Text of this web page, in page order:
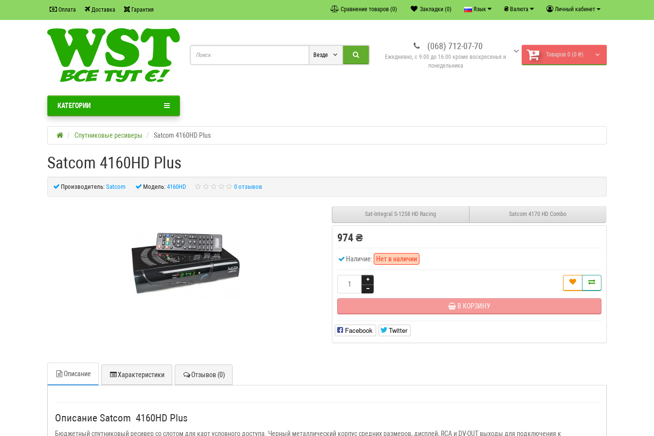
Оплата Доставка Гарантия Личный кабинет
₴ Валюта
Язык
Закладки (0)
Сравнение товаров (0)
(068) 712-07-70
Ежедневно, с 9:00 до 16:00 кроме воскресенья и
понедельника
Товаров 0 (0 ₴)
Везде
КАТЕГОРИИ
Спутниковые ресиверы Satcom 4160HD Plus
Satcom 4160HD Plus
Производитель: Satcom Модель: 4160HD 0 отзывов
Sat-Integral S-1258 HD Racing Satcom 4170 HD Combo
974 ₴
Наличие: Нет в наличии
В КОРЗИНУ
Facebook Twitter
Описание Характеристики Отзывов (0)
Описание Satcom 4160HD Plus
Бюджетный спутниковый ресивер со слотом для карт условного доступа. Черный металлический корпус средних размеров, дисплей, RCA и DV-OUT выходы для подключения к